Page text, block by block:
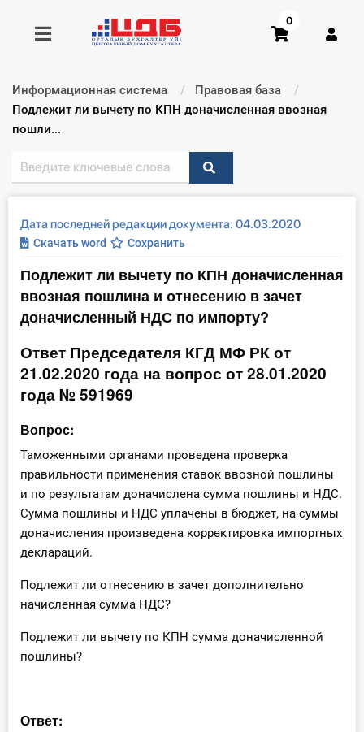
Получить консультацию
Главная ИС
Формы
Консультации
Правовая база
Библиотека бухгалтера
Инструменты
Вебинары
Справочник бухгалтера
Участник ВЭД
Практика ИП
Кадры. Труд. Зарплата.
Юридический помощник
0
Информационная система
Правовая база
Текущий:
Подлежит ли вычету по КПН доначисленная ввозная
пошли...
Дата последней редакции документа: 04.03.2020
Скачать word Сохранить
Подлежит ли вычету по КПН доначисленная
ввозная пошлина и отнесению в зачет
доначисленный НДС по импорту?
Ответ Председателя КГД МФ РК от
21.02.2020 года на вопрос от 28.01.2020
года № 591969
Вопрос:
Таможенными органами проведена проверка
правильности применения ставок ввозной пошлины
и по результатам доначислена сумма пошлины и НДС.
Сумма пошлины и НДС уплачены в бюджет, на суммы
доначисления произведена корректировка импортных
деклараций.
Подлежит ли отнесению в зачет дополнительно
начисленная сумма НДС?
Подлежит ли вычету по КПН сумма доначисленной
пошлины?
Ответ: